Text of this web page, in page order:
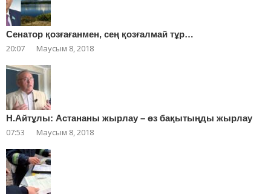
Сенатор қозғағанмен, сең қозғалмай тұр…
20:07 Маусым 8, 2018
Н.Айтұлы: Астананы жырлау – өз бақытыңды жырлау
07:53 Маусым 8, 2018